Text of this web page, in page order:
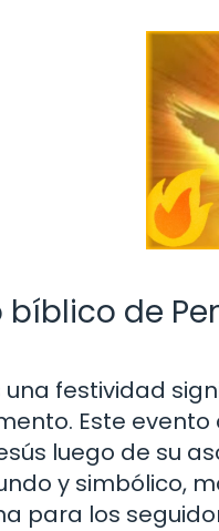
de
una festividad
Este
luego de su
y simbólico,
para los